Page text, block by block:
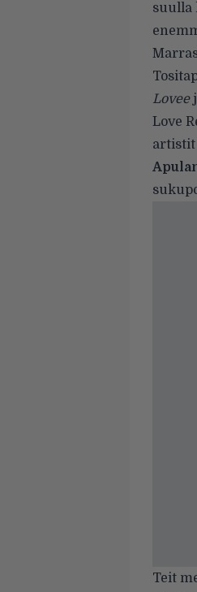
suulla
Lovee
Love
artistit
Teit